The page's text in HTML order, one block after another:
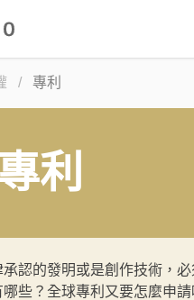
/ 專利
利
認的發明或是創作技術，
些？全球專利又要怎麼申